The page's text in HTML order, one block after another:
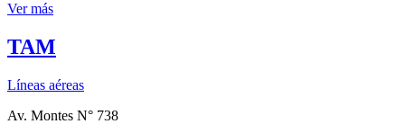
Ver más
TAM
Líneas aéreas
Av. Montes N° 738